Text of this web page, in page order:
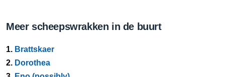
Meer scheepswrakken in de buurt
1. Brattskaer
2. Dorothea